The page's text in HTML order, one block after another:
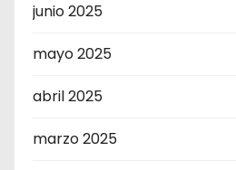
junio 2025
mayo 2025
abril 2025
marzo 2025